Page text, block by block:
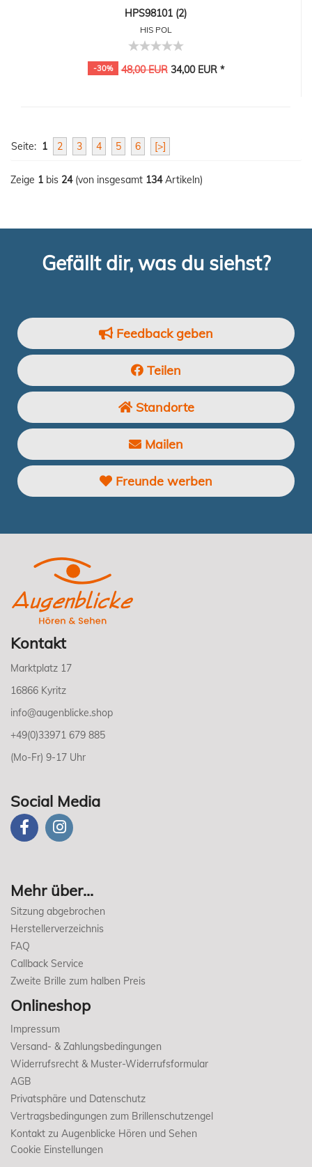
HPS98101 (2)
HIS POL
-30% 48,00 EUR34,00 EUR *
Seite: 1 2 3 4 5 6 [>]
Zeige 1 bis 24(von insgesamt 134Artikeln)
Gefällt dir, was du siehst?
Feedback geben
Teilen
Standorte
Mailen
Freunde werben
Kontakt
Marktplatz 17
16866 Kyritz
info@augenblicke.shop
+49(0)33971 679 885
(Mo-Fr) 9-17 Uhr
Social Media
Mehr über...
Sitzung abgebrochen
Herstellerverzeichnis
FAQ
Callback Service
Zweite Brille zum halben Preis
Onlineshop
Impressum
Versand- & Zahlungsbedingungen
Widerrufsrecht & Muster-Widerrufsformular
AGB
Privatsphäre und Datenschutz
Vertragsbedingungen zum Brillenschutzengel
Kontakt zu Augenblicke Hören und Sehen
Cookie Einstellungen